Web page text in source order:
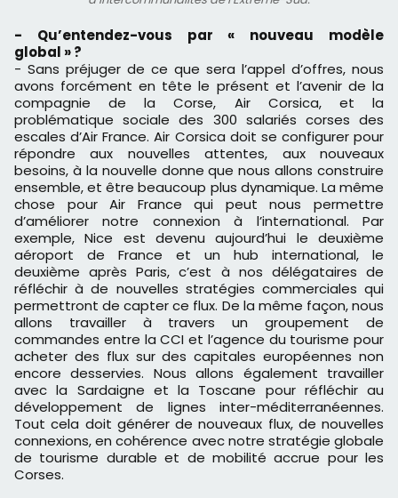
- Qu’entendez-vous par « nouveau modèle
global » ?
- Sans préjuger de ce que sera l’appel d’offres, nous
avons forcément en tête le présent et l’avenir de la
compagnie de la Corse, Air Corsica, et la
problématique sociale des 300 salariés corses des
escales d’Air France. Air Corsica doit se configurer pour
répondre aux nouvelles attentes, aux nouveaux
besoins, à la nouvelle donne que nous allons construire
ensemble, et être beaucoup plus dynamique. La même
chose pour Air France qui peut nous permettre
d’améliorer notre connexion à l’international. Par
exemple, Nice est devenu aujourd’hui le deuxième
aéroport de France et un hub international, le
deuxième après Paris, c’est à nos délégataires de
réfléchir à de nouvelles stratégies commerciales qui
permettront de capter ce flux. De la même façon, nous
allons travailler à travers un groupement de
commandes entre la CCI et l’agence du tourisme pour
acheter des flux sur des capitales européennes non
encore desservies. Nous allons également travailler
avec la Sardaigne et la Toscane pour réfléchir au
développement de lignes inter-méditerranéennes.
Tout cela doit générer de nouveaux flux, de nouvelles
connexions, en cohérence avec notre stratégie globale
de tourisme durable et de mobilité accrue pour les
Corses.